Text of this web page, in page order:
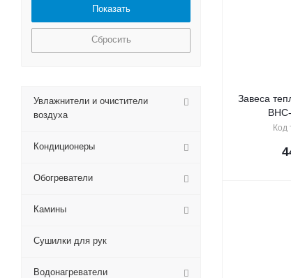
Завеса
Код
Сбросить
Увлажнители и очистители
воздуха
Кондиционеры
Обогреватели
Камины
Сушилки для рук
Водонагреватели